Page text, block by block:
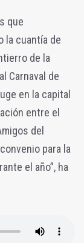
que
la cuantía de
de la
Carnaval de
en la capital
entre el
del
para la
el año”, ha